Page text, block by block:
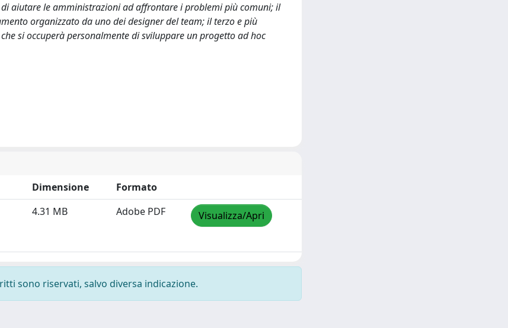
aiutare le amministrazioni ad affrontare i problemi più comuni; il
organizzato da uno dei designer del team; il terzo e più
si occuperà personalmente di sviluppare un progetto ad hoc
Dimensione
Formato
4.31 MB Adobe PDF Visualizza/Apri
sono riservati, salvo diversa indicazione.